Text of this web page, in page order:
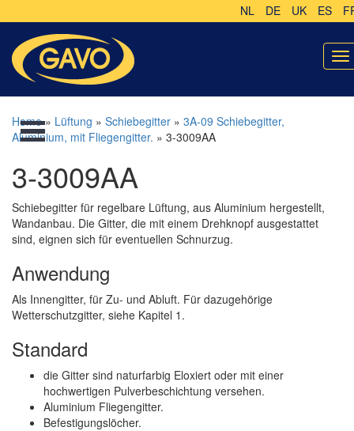
NL DE UK ES
Home» Lüftung » Schiebegitter » 3A-09 Schiebegitter,
Aluminium, mit Fliegengitter. » 3-3009AA
3-3009AA
Schiebegitter für regelbare Lüftung, aus Aluminium hergestellt,
Wandanbau. Die Gitter, die mit einem Drehknopf ausgestattet
sind, eignen sich für eventuellen Schnurzug.
Anwendung
Als Innengitter, für Zu- und Abluft. Für dazugehörige
Wetterschutzgitter, siehe Kapitel 1.
Standard
die Gitter sind naturfarbig Eloxiert oder mit einer
hochwertigen Pulverbeschichtung versehen.
Aluminium Fliegengitter.
Befestigungslöcher.